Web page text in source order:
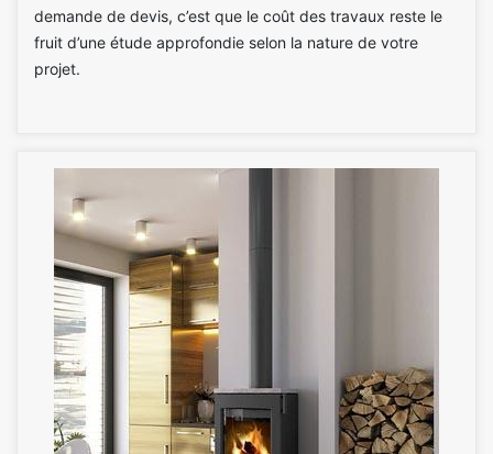
demande de devis, c’est que le coût des travaux reste le
fruit d’une étude approfondie selon la nature de votre
projet.